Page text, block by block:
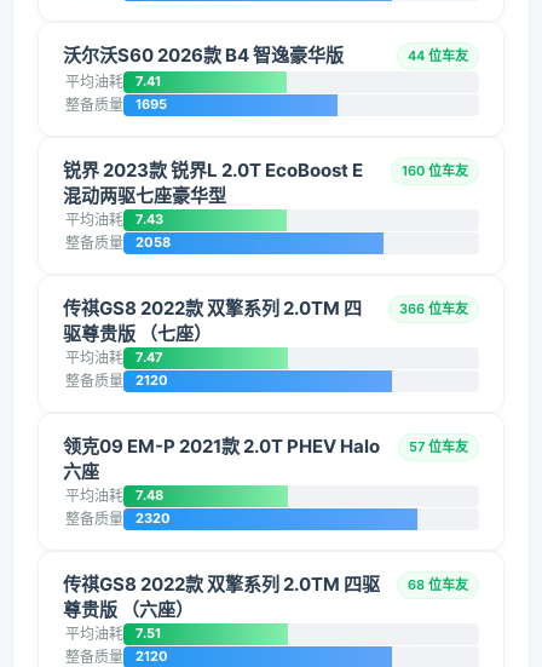
沃尔沃S60 2026款 B4 智逸豪华版 44 位车友
平均油耗 7.41
整备质量 1695
锐界 2023款 锐界L 2.0T EcoBoost E
混动两驱七座豪华型
160 位车友
平均油耗 7.43
整备质量 2058
传祺GS8 2022款 双擎系列 2.0TM 四
驱尊贵版 （七座）
366 位车友
平均油耗 7.47
整备质量 2120
领克09 EM-P 2021款 2.0T PHEV Halo
六座
57 位车友
平均油耗 7.48
整备质量 2320
传祺GS8 2022款 双擎系列 2.0TM 四驱
尊贵版 （六座）
68 位车友
平均油耗 7.51
整备质量 2120